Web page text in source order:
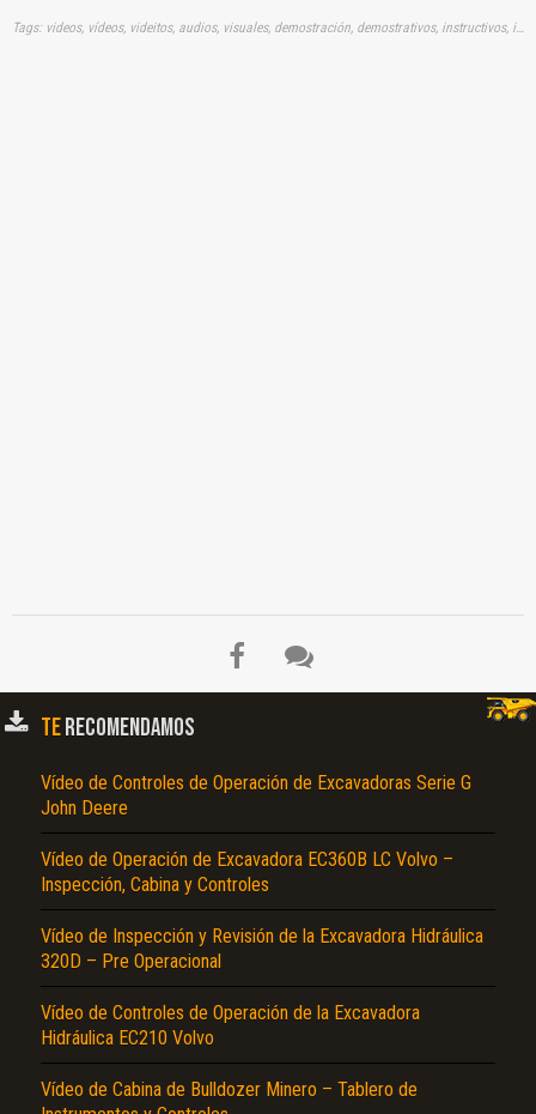
Tags: videos, vídeos, videitos, audios, visuales, demostración, demostrativos, instructivos, instrucción, audiovisuales, gratuito, gratis, capacitaciones, entrenamientos, comos, operar, excavadoras, hidraulicas, hitachi, instrucciones, partes, componentes, controles, operaciones, cabinas, mandos, indicadores, formas, trabajos, interruptores, palancas, pedales, sistemas, monitoreos, youtube
TERECOMENDAMOS
Vídeo de Controles de Operación de Excavadoras Serie G
John Deere
Vídeo de Operación de Excavadora EC360B LC Volvo –
Inspección, Cabina y Controles
Vídeo de Inspección y Revisión de la Excavadora Hidráulica
320D – Pre Operacional
Vídeo de Controles de Operación de la Excavadora
Hidráulica EC210 Volvo
Vídeo de Cabina de Bulldozer Minero – Tablero de